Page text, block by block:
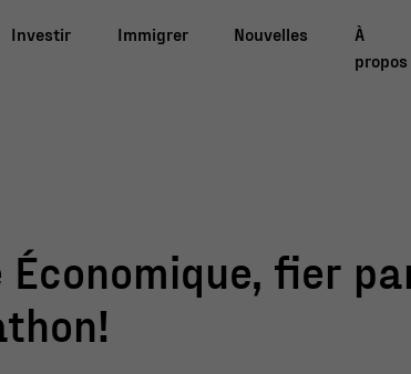
Investir Immigrer Nouvelles
À
propos
Économique, fier